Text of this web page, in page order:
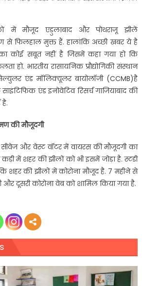
में मौजूद एडुलाबाद और पोथराजू झीलें
से फिलहाल मुक्त हैं. हालांकि अच्छी खबर ये है
कोई सबूत नहीं है जिसमें कहा गया हो कि
हो. भारतीय रासायनिक प्रौद्योगिकी संस्थान
एंड मॉलिक्यूलर बायोलॉजी (CCMB)है
एंड इनोवेटिव रिसर्च गाजियाबाद की
की मौजूदगी
और वेस्ट वॉटर में वायरस की मौजूदगी का
में शहर की झीलों को भी इसमें जोड़ा है. स्टडी
शहर की झीलों में कोरोना मौजूद है. 7 महीने से
और दूसरी कोरोना वेब को शामिल किया गया है.